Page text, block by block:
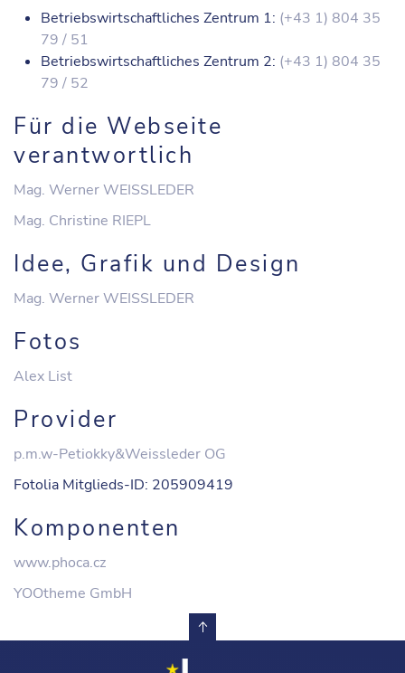
Betriebswirtschaftliches Zentrum 1: (+43 1) 804 35
79 / 51
Betriebswirtschaftliches Zentrum 2: (+43 1) 804 35
79 / 52
Für die Webseite
verantwortlich
Mag. Werner WEISSLEDER
Mag. Christine RIEPL
Idee, Grafik und Design
Mag. Werner WEISSLEDER
Fotos
Alex List
Provider
p.m.w-Petiokky&Weissleder OG
Fotolia Mitglieds-ID: 205909419
Komponenten
www.phoca.cz
YOOtheme GmbH